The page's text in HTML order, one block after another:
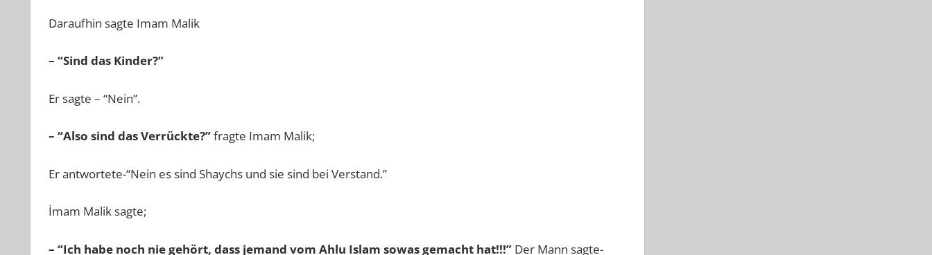
Daraufhin sagte Imam Malik
– “Sind das Kinder?”
Er sagte – “Nein”.
– “Also sind das Verrückte?”fragte Imam Malik;
Er antwortete-“Nein es sind Shaychs und sie sind bei Verstand.”
İmam Malik sagte;
– “Ich habe noch nie gehört, dass jemand vom Ahlu Islam sowas gemacht hat!!!” Der Mann sagte-